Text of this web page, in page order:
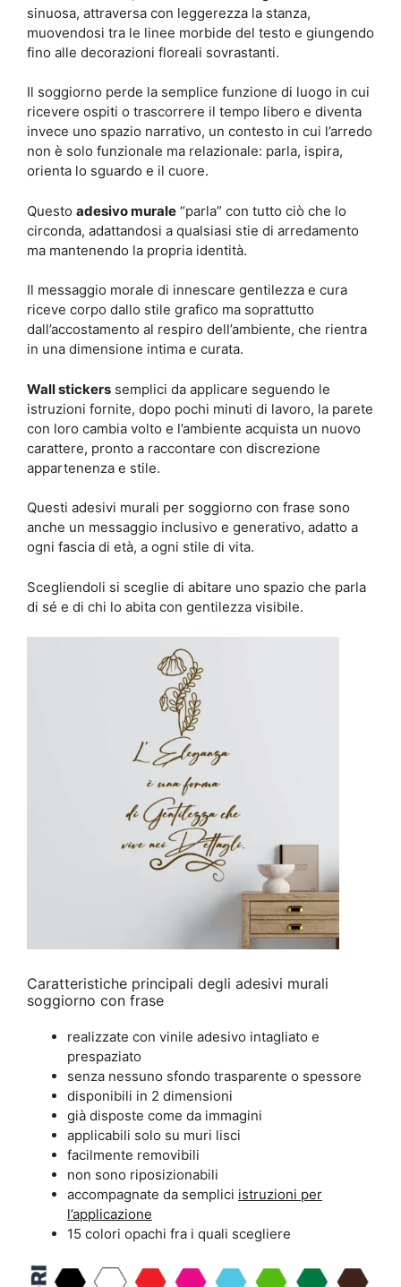
sinuosa, attraversa con leggerezza la stanza,
muovendosi tra le linee morbide del testo e giungendo
fino alle decorazioni floreali sovrastanti.
Il soggiorno perde la semplice funzione di luogo in cui
ricevere ospiti o trascorrere il tempo libero e diventa
invece uno spazio narrativo, un contesto in cui l’arredo
non è solo funzionale ma relazionale: parla, ispira,
orienta lo sguardo e il cuore.
Questo adesivo murale “parla” con tutto ciò che lo
circonda, adattandosi a qualsiasi stie di arredamento
ma mantenendo la propria identità.
Il messaggio morale di innescare gentilezza e cura
riceve corpo dallo stile grafico ma soprattutto
dall’accostamento al respiro dell’ambiente, che rientra
in una dimensione intima e curata.
Wall stickers semplici da applicare seguendo le
istruzioni fornite, dopo pochi minuti di lavoro, la parete
con loro cambia volto e l’ambiente acquista un nuovo
carattere, pronto a raccontare con discrezione
appartenenza e stile.
Questi adesivi murali per soggiorno con frase sono
anche un messaggio inclusivo e generativo, adatto a
ogni fascia di età, a ogni stile di vita.
Scegliendoli si sceglie di abitare uno spazio che parla
di sé e di chi lo abita con gentilezza visibile.
Caratteristiche principali degli adesivi murali
soggiorno con frase
realizzate con vinile adesivo intagliato e
prespaziato
senza nessuno sfondo trasparente o spessore
disponibili in 2 dimensioni
già disposte come da immagini
applicabili solo su muri lisci
facilmente removibili
non sono riposizionabili
accompagnate da semplici istruzioni per
l’applicazione
15 colori opachi fra i quali scegliere